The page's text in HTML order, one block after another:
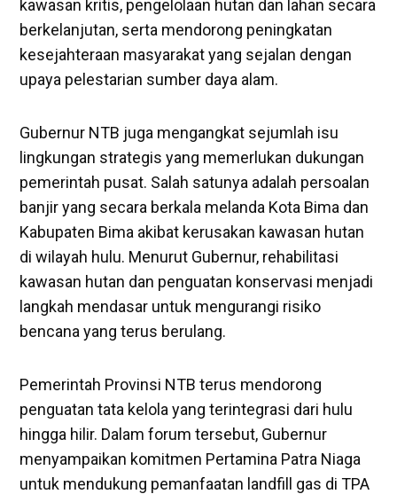
kawasan kritis, pengelolaan hutan dan lahan secara
berkelanjutan, serta mendorong peningkatan
kesejahteraan masyarakat yang sejalan dengan
upaya pelestarian sumber daya alam.
Gubernur NTB juga mengangkat sejumlah isu
lingkungan strategis yang memerlukan dukungan
pemerintah pusat. Salah satunya adalah persoalan
banjir yang secara berkala melanda Kota Bima dan
Kabupaten Bima akibat kerusakan kawasan hutan
di wilayah hulu. Menurut Gubernur, rehabilitasi
kawasan hutan dan penguatan konservasi menjadi
langkah mendasar untuk mengurangi risiko
bencana yang terus berulang.
Pemerintah Provinsi NTB terus mendorong
penguatan tata kelola yang terintegrasi dari hulu
hingga hilir. Dalam forum tersebut, Gubernur
menyampaikan komitmen Pertamina Patra Niaga
untuk mendukung pemanfaatan landfill gas di TPA